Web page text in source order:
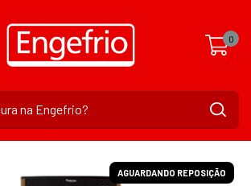
0
AGUARDANDO REPOSIÇÃO